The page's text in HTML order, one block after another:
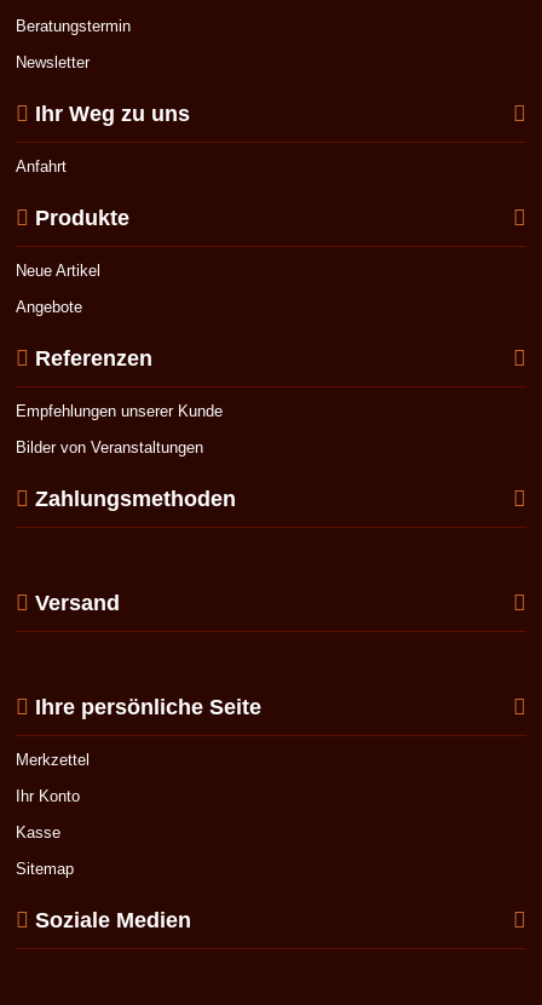
Beratungstermin
Newsletter
Ihr Weg zu uns
Anfahrt
Produkte
Neue Artikel
Angebote
Referenzen
Empfehlungen unserer Kunde
Bilder von Veranstaltungen
Zahlungsmethoden
Versand
Ihre persönliche Seite
Merkzettel
Ihr Konto
Kasse
Sitemap
Soziale Medien